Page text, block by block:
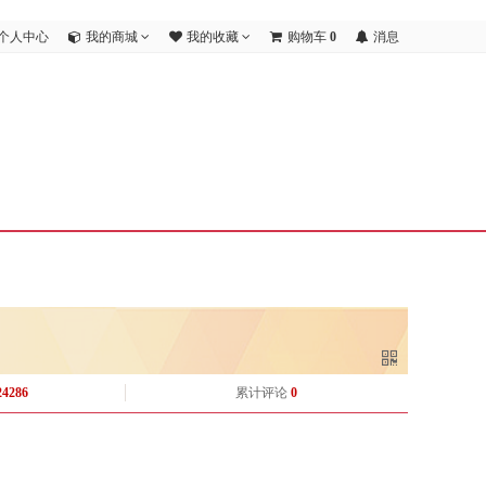
人中心 我的商城 我的收藏 购物车 0 消息
累计评论 0